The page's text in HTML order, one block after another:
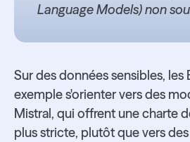
Language Models) non
Sur des données sensibles, les
exemple s'orienter vers des
Mistral, qui offrent une charte
plus stricte, plutôt que vers